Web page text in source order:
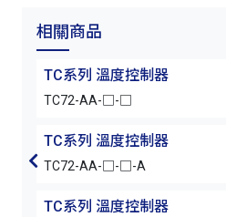
相關商品
TC系列 溫度控制器
TC72-AA-□-□
TC系列 溫度控制器
TC72-AA-□-□-A
TC系列 溫度控制器